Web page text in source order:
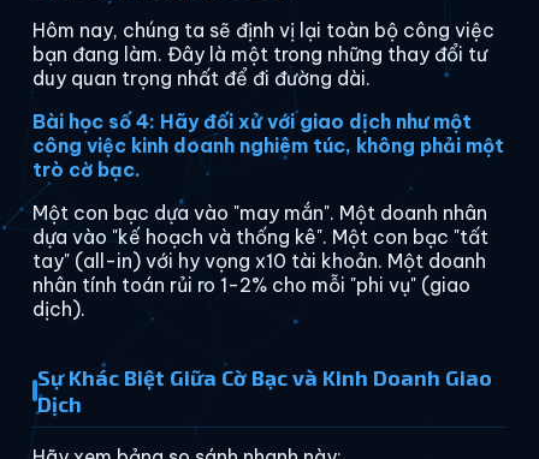
Hôm nay, chúng ta sẽ định vị lại toàn bộ công việc
bạn đang làm. Đây là một trong những thay đổi tư
duy quan trọng nhất để đi đường dài.
Bài học số 4: Hãy đối xử với giao dịch như một
công việc kinh doanh nghiêm túc, không phải một
trò cờ bạc.
Một con bạc dựa vào "may mắn". Một doanh nhân
dựa vào "kế hoạch và thống kê". Một con bạc "tất
tay" (all-in) với hy vọng x10 tài khoản. Một doanh
nhân tính toán rủi ro 1-2% cho mỗi "phi vụ" (giao
dịch).
Sự Khác Biệt Giữa Cờ Bạc và Kinh Doanh Giao
Dịch